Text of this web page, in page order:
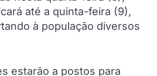
até a quinta-feira (9),
à população diversos
estarão a postos para